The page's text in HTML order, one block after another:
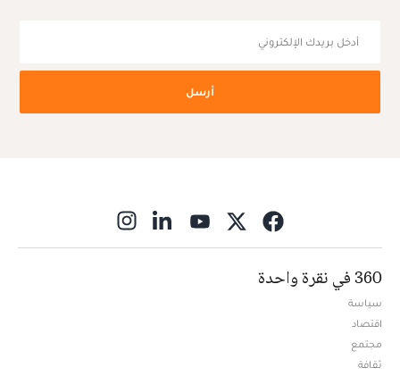
أرسل
360 في نقرة واحدة
سياسة
اقتصاد
مجتمع
ثقافة